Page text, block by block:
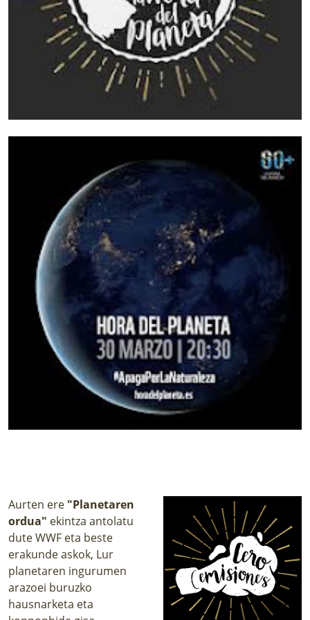
Aurten ere "Planetaren
ordua" ekintza antolatu
dute WWF eta beste
erakunde askok, Lur
planetaren ingurumen
arazoei buruzko
hausnarketa eta